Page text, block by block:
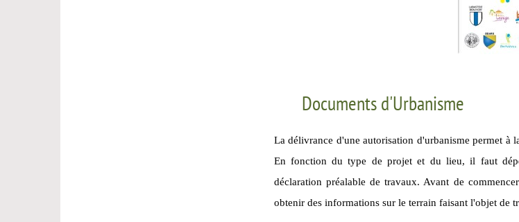
Documents d'Urbanisme
La délivrance d'une autorisation d'urbanisme permet à
En fonction du type de projet et du lieu, il faut
déclaration préalable de travaux. Avant de
obtenir des informations sur le terrain faisant l'objet de